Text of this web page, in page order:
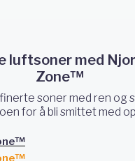
luftsoner med
Zone™
soner med ren og
for å bli smittet med